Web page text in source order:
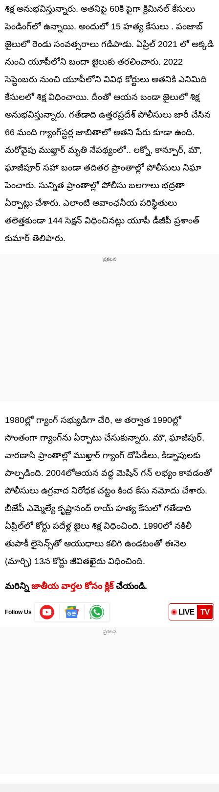
శిక్ష అనుభవిస్తున్నారు. అతనిపై 60కి పైగా క్రిమినల్ కేసులు
పెండింగ్‌లో ఉన్నాయి. అందులో 15 హత్య కేసులు . పంజాబ్
జైలులో రెండు సంవత్సరాలు గడిపాడు. ఏప్రిల్ 2021 లో అక్కడి
నుంచి యూపీలోని బందా జైలుకు తరలించారు. 2022
సెప్టెంబరు నుంచి యూపీలోని వివిధ కోర్టులు అతనికి ఎనిమిది
కేసులలో శిక్ష విధించాయి. దీంతో ఆయన బండా జైలులో శిక్ష
అనుభవిస్తున్నారు. గతేడాది ఉత్తరప్రదేశ్ పోలీసులు జారీ చేసిన
66 మంది గ్యాంగ్‌స్టర్ల జాబితాలో అతని పేరు కూడా ఉంది.
మరోవైపు ముఖ్తార్‌ మృతి నేపథ్యంలో.. లక్నో, కాన్పూర్, మౌ,
ఘాజీపూర్ సహా బండా తదితర ప్రాంతాల్లో పోలీసులు నిఘా
పెంచారు. సున్నిత ప్రాంతాల్లో పోలీసు బలగాలు భద్రతా
ఏర్పాట్లు చేశారు. ఎలాంటి అవాంఛనీయ పరిస్థితులు
తలెత్తకుండా 144 సెక్షన్‌ విధించినట్లు యూపీ డీజీపీ ప్రశాంత్‌
కుమార్‌ తెలిపారు.
1980ల్లో గ్యాంగ్‌ సభ్యుడిగా చేరి, ఆ తర్వాత 1990ల్లో
సొంతంగా గ్యాంగ్‌ను ఏర్పాటు చేసుకున్నారు. మౌ, ఘాజీపుర్‌,
వారణాసి ప్రాంతాల్లో ముఖ్తార్‌ గ్యాంగ్‌ దోపిడీలు, కిడ్నాపులకు
పాల్పడింది. 2004లోఆయన వద్ద మెషిన్‌ గన్‌ లభ్యం కావడంతో
పోలీసులు ఉగ్రవాద నిరోధక చట్టం కింద కేసు నమోదు చేశారు.
బీజేపీ ఎమ్మెల్యే కృష్ణానంద్‌ రాయ్‌ హత్య కేసులో గతేడాది
ఏప్రిల్‌లో కోర్టు పదేళ్ల జైలు శిక్ష విధించింది. 1990లో నకిలీ
తుపాకీ లైసెన్స్‌తో ఆయుధాలు కలిగి ఉండటంతో ఈనెల
(మార్చి) 13న కోర్టు జీవితఖైదు విధించింది.
మరిన్ని జాతీయ వార్తల కోసం క్లిక్‌చేయండి.
Follow Us LIVE TV